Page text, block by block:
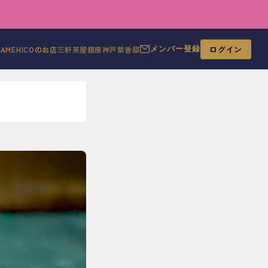
のお店三軒茶屋銀座神戸紫香邸 メンバー登録 ログイン